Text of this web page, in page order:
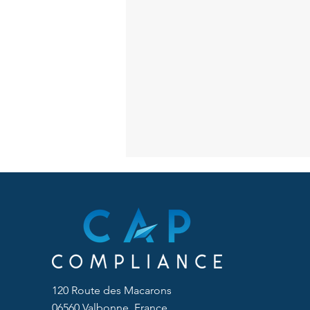
La PCVRR (PRRC) est-elle
120 Route des Macarons